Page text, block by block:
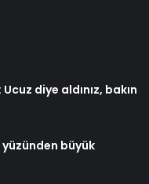
diye aldınız, bakın
yüzünden büyük